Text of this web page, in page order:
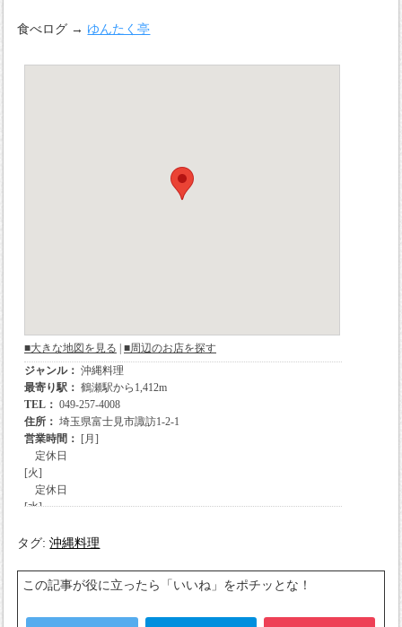
食べログ → ゆんたく亭
タグ:沖縄料理
この記事が役に立ったら「いいね」をポチッとな！